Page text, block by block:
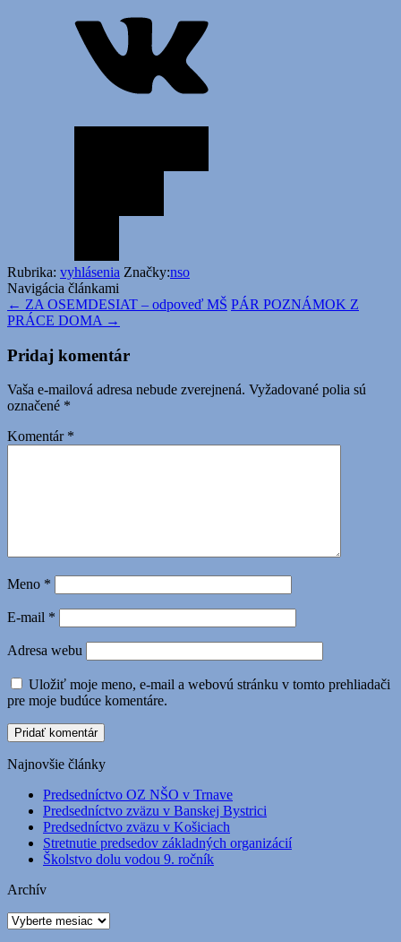
Rubrika: vyhlásenia Značky:nso
Navigácia článkami
← ZA OSEMDESIAT – odpoveď MŠ PÁR POZNÁMOK Z
PRÁCE DOMA →
Pridaj komentár
Vaša e-mailová adresa nebude zverejnená. Vyžadované polia sú
označené *
Komentár *
Meno *
E-mail *
Adresa webu
Uložiť moje meno, e-mail a webovú stránku v tomto prehliadači
pre moje budúce komentáre.
Najnovšie články
Predsedníctvo OZ NŠO v Trnave
Predsedníctvo zväzu v Banskej Bystrici
Predsedníctvo zväzu v Košiciach
Stretnutie predsedov základných organizácií
Školstvo dolu vodou 9. ročník
Archív
Archív